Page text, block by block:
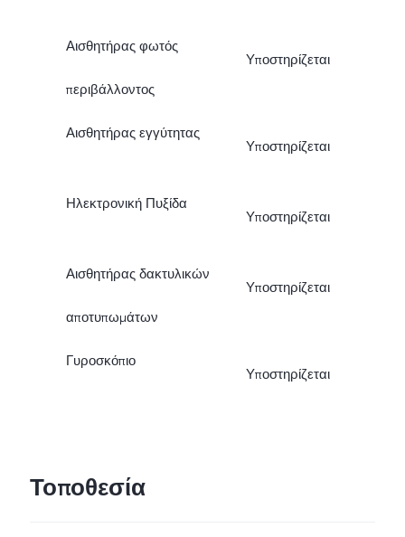
Αισθητήρας φωτός
περιβάλλοντος
Υποστηρίζεται
Αισθητήρας εγγύτητας
Υποστηρίζεται
Ηλεκτρονική Πυξίδα
Υποστηρίζεται
Αισθητήρας δακτυλικών
αποτυπωμάτων
Υποστηρίζεται
Γυροσκόπιο
Υποστηρίζεται
Τοποθεσία